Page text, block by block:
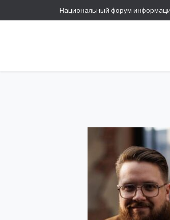
Национальный форум